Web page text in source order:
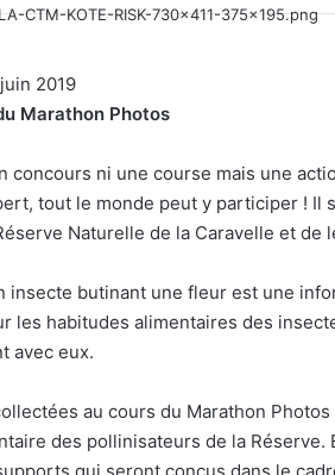
2019
Marathon Photos
concours ni une course mais une
tout le monde peut y participer ! Il
Naturelle de la Caravelle et de
insecte butinant une fleur est une
les habitudes alimentaires des
avec eux.
au cours du Marathon
des pollinisateurs de la